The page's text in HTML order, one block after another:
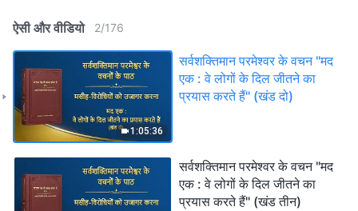
ऐसी और वीडियो 2/176
1:05:36
सर्वशक्तिमान परमेश्वर के वचन "मद
एक : वे लोगों के दिल जीतने का
प्रयास करते हैं" (खंड दो)
सर्वशक्तिमान परमेश्वर के वचन "मद
एक : वे लोगों के दिल जीतने का
प्रयास करते हैं" (खंड तीन)